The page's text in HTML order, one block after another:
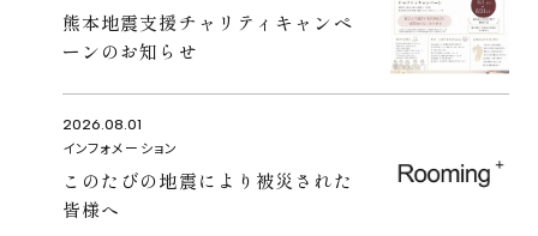
熊本地震支援チャリティキャンペ
ーンのお知らせ
2026.08.01
インフォメーション
このたびの地震により被災された
皆様へ